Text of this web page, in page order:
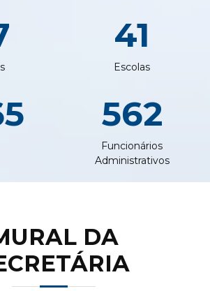
41
Escolas
562
Funcionários
Administrativos
DA